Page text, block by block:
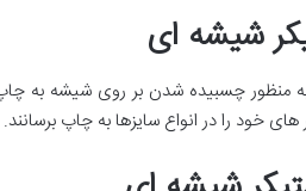
شیشه ای
چسبیده شدن بر روی شیشه به چاپ
های خود را در انواع سایزها به چاپ